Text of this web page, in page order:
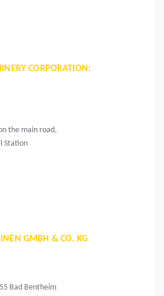
CORPORATION:
the main road,
Station
GMBH & CO. KG
Bad Bentheim